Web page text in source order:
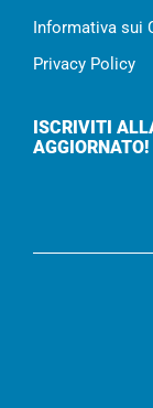
Informativa sui
Privacy Policy
ISCRIVITI
AGGIORNATO!